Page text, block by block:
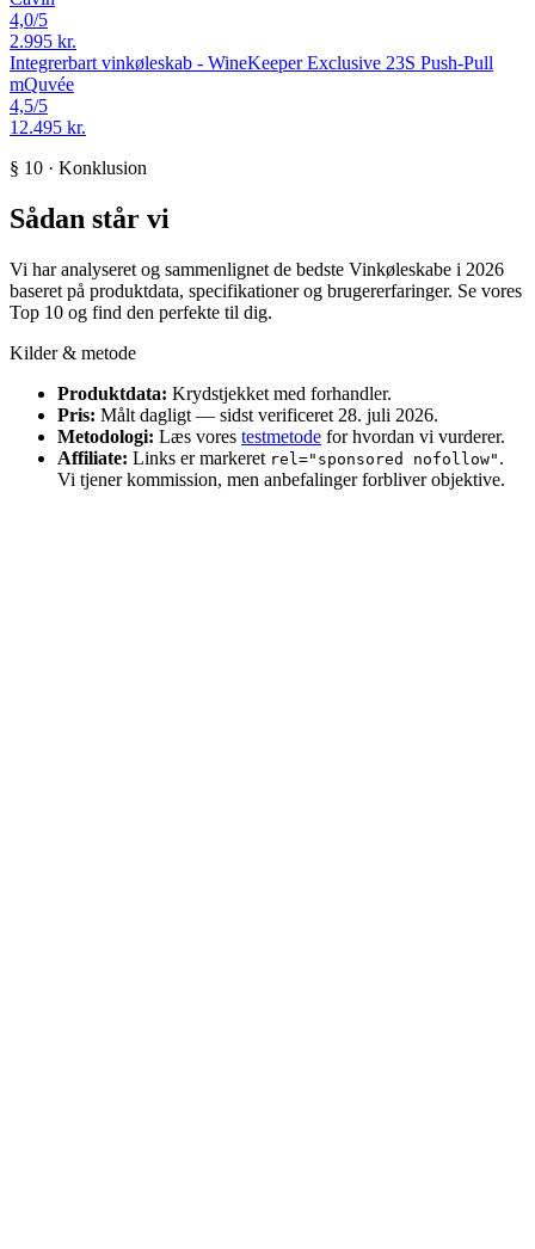
4,0/5
2.995 kr.
Integrerbart vinkøleskab - WineKeeper Exclusive 23S Push-Pull
mQuvée
4,5/5
12.495 kr.
§ 10 · Konklusion
Sådan står vi
Vi har analyseret og sammenlignet de bedste Vinkøleskabe i 2026
baseret på produktdata, specifikationer og brugererfaringer. Se vores
Top 10 og find den perfekte til dig.
Kilder & metode
Produktdata: Krydstjekket med forhandler.
Pris: Målt dagligt — sidst verificeret 28. juli 2026.
Metodologi: Læs vores testmetode for hvordan vi vurderer.
Affiliate: Links er markeret rel="sponsored nofollow" .
Vi tjener kommission, men anbefalinger forbliver objektive.